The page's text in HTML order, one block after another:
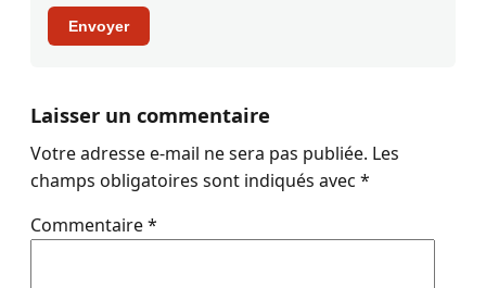
Envoyer
Laisser un commentaire
Votre adresse e-mail ne sera pas publiée. Les
champs obligatoires sont indiqués avec *
Commentaire*